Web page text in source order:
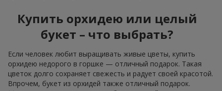
Купить орхидею или целый
букет – что выбрать?
Если человек любит выращивать живые цветы, купить
орхидею недорого в горшке — отличный подарок. Такая
цветок долго сохраняет свежесть и радует своей красотой.
Впрочем, букет из орхидей также отличный подарок.